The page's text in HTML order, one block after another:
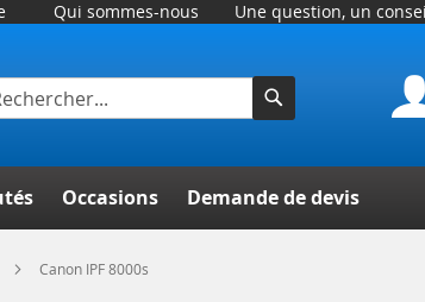
Qui sommes-nous Une question, un
Occasions Demande de devis
Canon IPF 8000s